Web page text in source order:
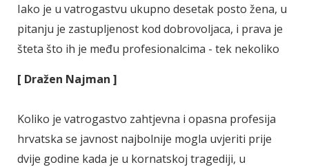
Iako je u vatrogastvu ukupno desetak posto žena, u
pitanju je zastupljenost kod dobrovoljaca, i prava je
šteta što ih je među profesionalcima - tek nekoliko
[ Dražen Najman ]
Koliko je vatrogastvo zahtjevna i opasna profesija
hrvatska se javnost najbolnije mogla uvjeriti prije
dvije godine kada je u kornatskoj tragediji, u